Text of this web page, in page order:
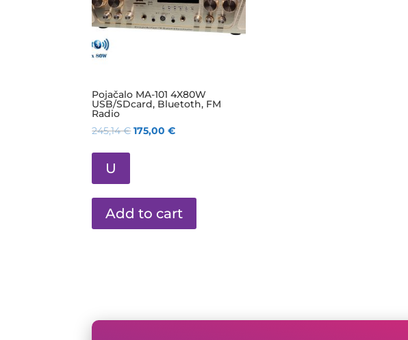
Pojačalo MA-101 4X80W
USB/SDcard, Bluetoth, FM
Radio
245,14€ 175,00€
U
Add to cart